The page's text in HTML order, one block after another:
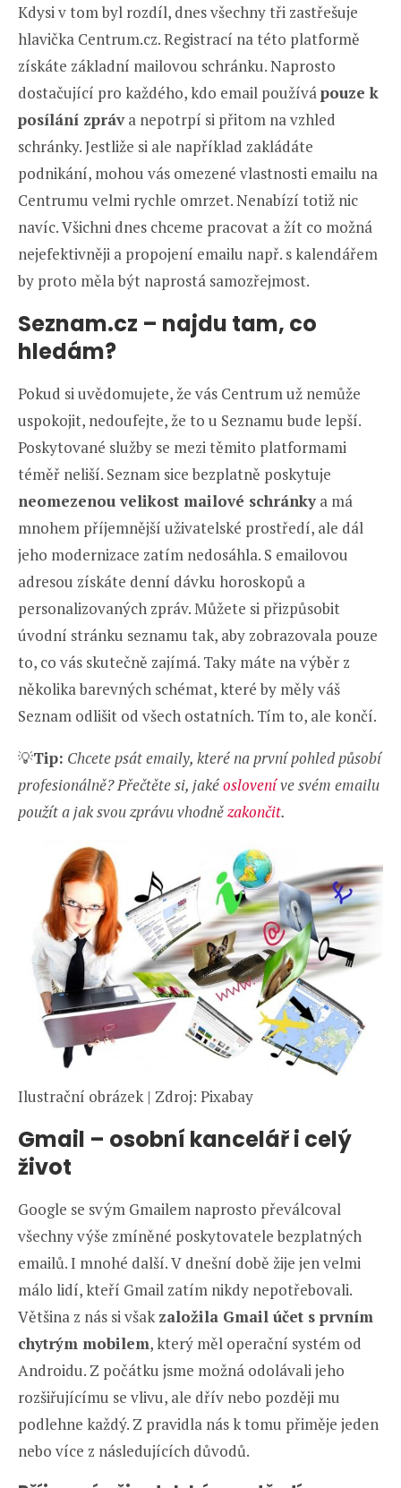
Kdysi v tom byl rozdíl, dnes všechny tři zastřešuje
hlavička Centrum.cz. Registrací na této platformě
získáte základní mailovou schránku. Naprosto
dostačující pro každého, kdo email používápouze k
posílání zpráva nepotrpí si přitom na vzhled
schránky. Jestliže si ale například zakládáte
podnikání, mohou vás omezené vlastnosti emailu na
Centrumu velmi rychle omrzet. Nenabízí totiž nic
navíc. Všichni dnes chceme pracovat a žít co možná
nejefektivněji a propojení emailu např. s kalendářem
by proto měla být naprostá samozřejmost.
Seznam.cz – najdu tam, co
hledám?
Pokud si uvědomujete, že vás Centrum už nemůže
uspokojit, nedoufejte, že to u Seznamu bude lepší.
Poskytované služby se mezi těmito platformami
téměř neliší. Seznam sice bezplatně poskytuje
neomezenou velikost mailové schránkya má
mnohem příjemnější uživatelské prostředí, ale dál
jeho modernizace zatím nedosáhla. S emailovou
adresou získáte denní dávku horoskopů a
personalizovaných zpráv. Můžete si přizpůsobit
úvodní stránku seznamu tak, aby zobrazovala pouze
to, co vás skutečně zajímá. Taky máte na výběr z
několika barevných schémat, které by měly váš
Seznam odlišit od všech ostatních. Tím to, ale končí.
💡Tip: Chcete psát emaily, které na první pohled působí
profesionálně? Přečtěte si, jakéosloveníve svém emailu
použít a jak svou zprávu vhodnězakončit.
Ilustrační obrázek | Zdroj: Pixabay
Gmail – osobní kancelář i celý
život
Google se svým Gmailem naprosto převálcoval
všechny výše zmíněné poskytovatele bezplatných
emailů. I mnohé další. V dnešní době žije jen velmi
málo lidí, kteří Gmail zatím nikdy nepotřebovali.
Většina z nás si všakzaložila Gmail účet s prvním
chytrým mobilem, který měl operační systém od
Androidu. Z počátku jsme možná odolávali jeho
rozšiřujícímu se vlivu, ale dřív nebo později mu
podlehne každý. Z pravidla nás k tomu přiměje jeden
nebo více z následujících důvodů.